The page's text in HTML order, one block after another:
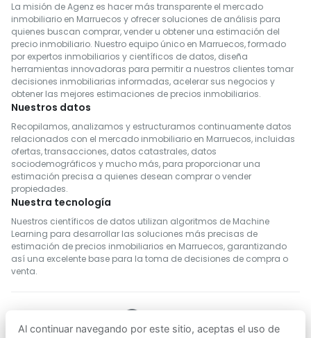
La misión de Agenz es hacer más transparente el mercado
inmobiliario en Marruecos y ofrecer soluciones de análisis para
quienes buscan comprar, vender u obtener una estimación del
precio inmobiliario. Nuestro equipo único en Marruecos, formado
por expertos inmobiliarios y científicos de datos, diseña
herramientas innovadoras para permitir a nuestros clientes tomar
decisiones inmobiliarias informadas, acelerar sus negocios y
obtener las mejores estimaciones de precios inmobiliarios.
Nuestros datos
Recopilamos, analizamos y estructuramos continuamente datos
relacionados con el mercado inmobiliario en Marruecos, incluidas
ofertas, transacciones, datos catastrales, datos
sociodemográficos y mucho más, para proporcionar una
estimación precisa a quienes desean comprar o vender
propiedades.
Nuestra tecnología
Nuestros científicos de datos utilizan algoritmos de Machine
Learning para desarrollar las soluciones más precisas de
estimación de precios inmobiliarios en Marruecos, garantizando
así una excelente base para la toma de decisiones de compra o
venta.
Al continuar navegando por este sitio, aceptas el uso de